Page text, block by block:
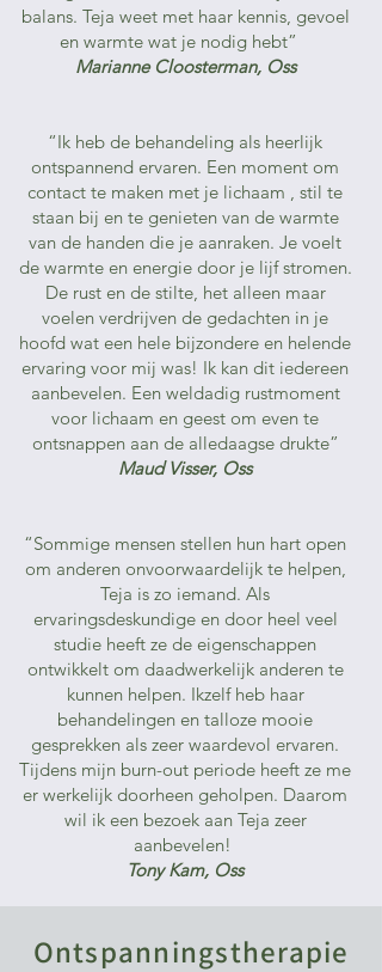
balans. Teja weet met haar kennis, gevoel
en warmte wat je nodig hebt”
Marianne Cloosterman, Oss
“Ik heb de behandeling als heerlijk
ontspannend ervaren. Een moment om
contact te maken met je lichaam , stil te
staan bij en te genieten van de warmte
van de handen die je aanraken. Je voelt
de warmte en energie door je lijf stromen.
De rust en de stilte, het alleen maar
voelen verdrijven de gedachten in je
hoofd wat een hele bijzondere en helende
ervaring voor mij was! Ik kan dit iedereen
aanbevelen. Een weldadig rustmoment
voor lichaam en geest om even te
ontsnappen aan de alledaagse drukte”
Maud Visser, Oss
“Sommige mensen stellen hun hart open
om anderen onvoorwaardelijk te helpen,
Teja is zo iemand. Als
ervaringsdeskundige en door heel veel
studie heeft ze de eigenschappen
ontwikkelt om daadwerkelijk anderen te
kunnen helpen. Ikzelf heb haar
behandelingen en talloze mooie
gesprekken als zeer waardevol ervaren.
Tijdens mijn burn-out periode heeft ze me
er werkelijk doorheen geholpen. Daarom
wil ik een bezoek aan Teja zeer
aanbevelen!
Tony Kam, Oss
Ontspanningstherapie